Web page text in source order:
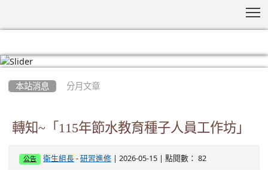
本站消息 分月文章
轉知~「115年節水教育種子人員工作坊」
公告 衛生組長 -研習進修 | 2026-05-15 | 點閱數： 82